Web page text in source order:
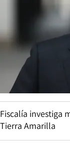
Fiscalía investiga
Tierra Amarilla